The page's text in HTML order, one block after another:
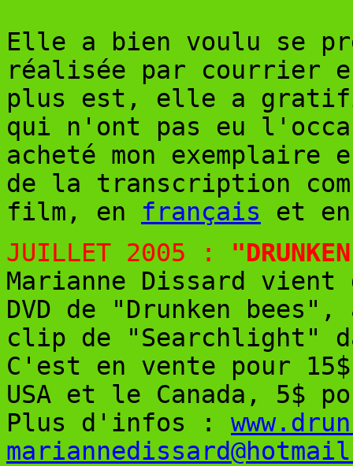
Elle a bien voulu se
réalisée par courrier
plus est, elle a
qui n'ont pas eu
acheté mon exemplaire
de la transcription
film, en français et
JUILLET 2005 :
Marianne Dissard
DVD de "Drunken
clip de "Searchlight"
C'est en vente pour
USA et le Canada, 5$
Plus d'infos :